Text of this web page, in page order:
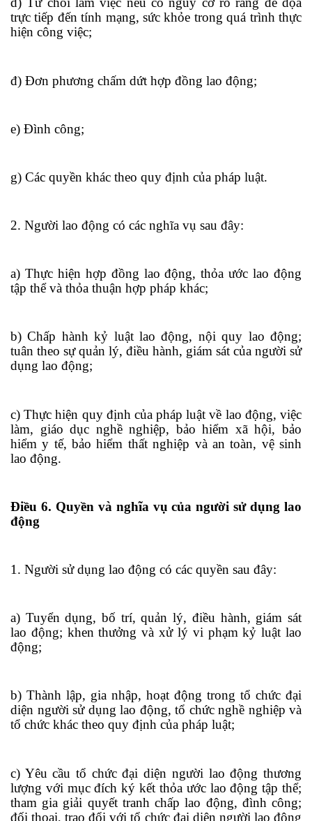
trực tiếp đến tính mạng, sức khỏe trong quá trình thực
hiện công việc;
đ) Đơn phương chấm dứt hợp đồng lao động;
e) Đình công;
g) Các quyền khác theo quy định của pháp luật.
2. Người lao động có các nghĩa vụ sau đây:
a) Thực hiện hợp đồng lao động, thỏa ước lao động
tập thể và thỏa thuận hợp pháp khác;
b) Chấp hành kỷ luật lao động, nội quy lao động;
tuân theo sự quản lý, điều hành, giám sát của người sử
dụng lao động;
c) Thực hiện quy định của pháp luật về lao động, việc
làm, giáo dục nghề nghiệp, bảo hiểm xã hội, bảo
hiểm y tế, bảo hiểm thất nghiệp và an toàn, vệ sinh
lao động.
Điều 6. Quyền và nghĩa vụ của người sử dụng lao
động
1. Người sử dụng lao động có các quyền sau đây:
a) Tuyển dụng, bố trí, quản lý, điều hành, giám sát
lao động; khen thưởng và xử lý vi phạm kỷ luật lao
động;
b) Thành lập, gia nhập, hoạt động trong tổ chức đại
diện người sử dụng lao động, tổ chức nghề nghiệp và
tổ chức khác theo quy định của pháp luật;
c) Yêu cầu tổ chức đại diện người lao động thương
lượng với mục đích ký kết thỏa ước lao động tập thể;
tham gia giải quyết tranh chấp lao động, đình công;
đối thoại, trao đổi với tổ chức đại diện người lao động